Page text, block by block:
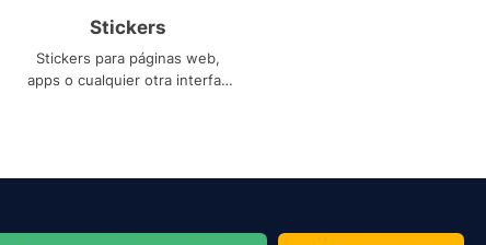
Stickers
Stickers para páginas web,
apps o cualquier otra interfaz